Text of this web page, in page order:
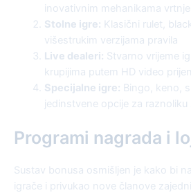
inovativnim mehanikama vrtnje
Stolne igre: Klasični rulet,
višestrukim verzijama pravila
Live dealeri: Stvarno vrijeme
krupijima putem HD video
Specijalne igre: Bingo, keno,
jedinstvene opcije za raznoliku
Programi nagrada i
Sustav bonusa osmišljen je kako bi
igrače i privukao nove članove